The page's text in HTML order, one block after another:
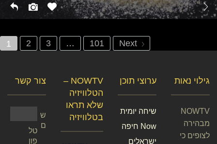
… 101 Next
צור קשר
ש
טל
פון
NOWTV –
הטלוויזיה
שלא תראו
בטלוויזיה
ערוצי תוכן
שיחה יומית
Now חיפה
ישראלים
גילוי נאות
NOWTV
מבהירה
לצופים כי